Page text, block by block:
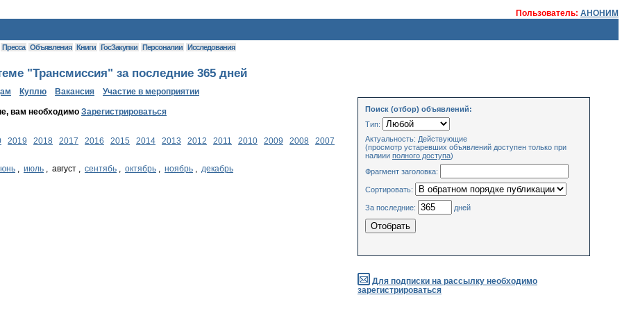
Пользователь: АНОНИМ
Пресса Объявления Книги ГосЗакупки Персоналии Исследования
"Трансмиссия" за последние 365 дней
Куплю Вакансия Участие в мероприятии
вам необходимо Зарегистрироваться
2019 2018 2017 2016 2015 2014 2013 2012 2011 2010 2009 2008 2007
, июль , август , сентябь , октябрь , ноябрь , декабрь
Поиск (отбор) объявлений:
Тип:
Актуальность: Действующие
(просмотр устаревших объявлений доступен только при
налиии полного доступа)
Фрагмент заголовка:
Сортировать:
За последние: дней
Для подписки на рассылку необходимо
зарегистрироваться